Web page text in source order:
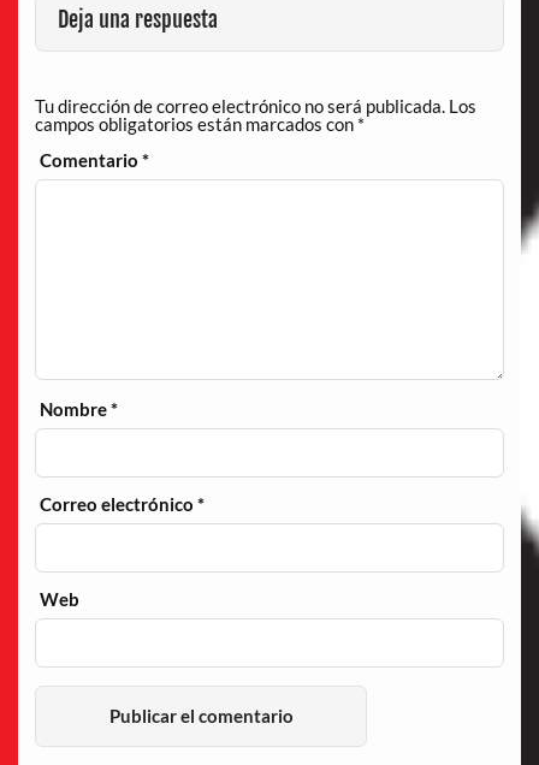
Deja una respuesta
Tu dirección de correo electrónico no será publicada. Los
campos obligatorios están marcados con *
Comentario*
Nombre*
Correo electrónico*
Web